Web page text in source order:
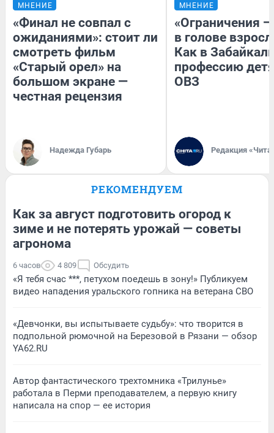
МНЕНИЕ
«Финал не совпал с
ожиданиями»: стоит ли
смотреть фильм
«Старый орел» на
большом экране —
честная рецензия
Надежда Губарь
МНЕНИЕ
«Ограничения
в голове
Как в
профессию
ОВЗ
Редакция
РЕКОМЕНДУЕМ
Как за август подготовить огород к
зиме и не потерять урожай — советы
агронома
6 часов 4 809 Обсудить
«Я тебя счас ***, петухом поедешь в зону!» Публикуем
видео нападения уральского гопника на ветерана СВО
«Девчонки, вы испытываете судьбу»: что творится в
подпольной рюмочной на Березовой в Рязани — обзор
YA62.RU
Автор фантастического трехтомника «Трилунье»
работала в Перми преподавателем, а первую книгу
написала на спор — ее история